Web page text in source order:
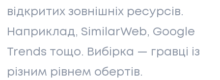
відкритих зовнішніх ресурсів.
Наприклад, SimilarWeb, Google
Trends тощо. Вибірка — гравці із
різним рівнем обертів.